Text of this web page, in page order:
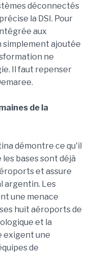
déconnectés
la DSI. Pour
aux
simplement ajoutée
ne
Il faut repenser
de la
démontre ce qu'il
bases sont déjà
et assure
argentin. Les
une menace
huit aéroports de
et la
exigent une
de